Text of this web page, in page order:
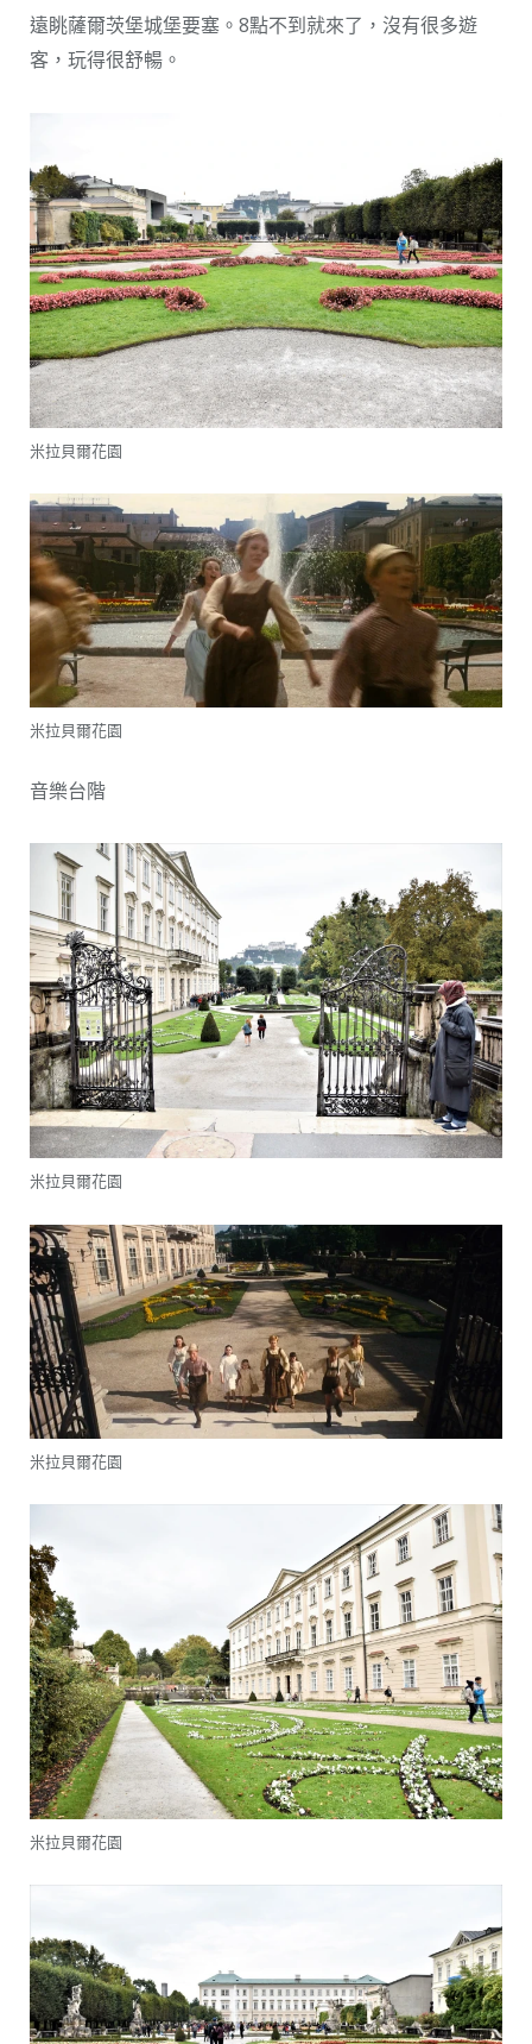
遠眺薩爾茨堡城堡要塞。8點不到就來了，沒有很多遊
客，玩得很舒暢。
米拉貝爾花園
米拉貝爾花園
音樂台階
米拉貝爾花園
米拉貝爾花園
米拉貝爾花園